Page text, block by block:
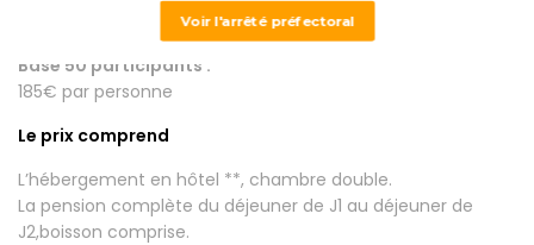
Base 40 participants :
190€ par personne
Base 50 participants :
185€ par personne
Le prix comprend
L’hébergement en hôtel **, chambre double.
La pension complète du déjeuner de J1 au déjeuner de
J2,boisson comprise.
Voir l'arrêté préfectoral